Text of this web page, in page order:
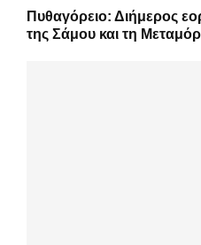
Πυθαγόρειο: Διήμερος
της Σάμου και τη